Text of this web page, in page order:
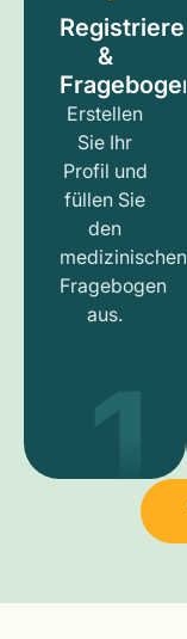
Registrieren
&
Fragebogen
Erstellen
Sie Ihr
Profil und
füllen Sie
den
medizinischen
Fragebogen
aus.
1